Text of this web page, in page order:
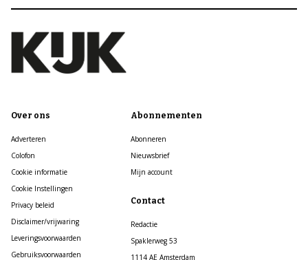
Over ons
Adverteren
Colofon
Cookie informatie
Cookie Instellingen
Privacy beleid
Disclaimer/vrijwaring
Leveringsvoorwaarden
Gebruiksvoorwaarden
Abonnementen
Abonneren
Nieuwsbrief
Mijn account
Contact
Redactie
Spaklerweg 53
1114 AE Amsterdam